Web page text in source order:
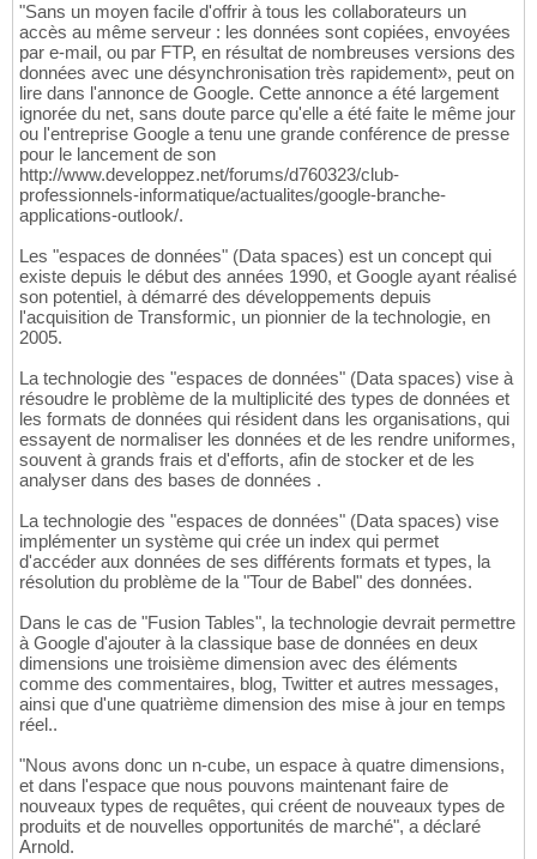
"Sans un moyen facile d'offrir à tous les collaborateurs un
accès au même serveur : les données sont copiées, envoyées
par e-mail, ou par FTP, en résultat de nombreuses versions des
données avec une désynchronisation très rapidement», peut on
lire dans l'annonce de Google. Cette annonce a été largement
ignorée du net, sans doute parce qu'elle a été faite le même jour
ou l'entreprise Google a tenu une grande conférence de presse
pour le lancement de son
http://www.developpez.net/forums/d760323/club-
professionnels-informatique/actualites/google-branche-
applications-outlook/.
Les "espaces de données" (Data spaces) est un concept qui
existe depuis le début des années 1990, et Google ayant réalisé
son potentiel, à démarré des développements depuis
l'acquisition de Transformic, un pionnier de la technologie, en
2005.
La technologie des "espaces de données" (Data spaces) vise à
résoudre le problème de la multiplicité des types de données et
les formats de données qui résident dans les organisations, qui
essayent de normaliser les données et de les rendre uniformes,
souvent à grands frais et d'efforts, afin de stocker et de les
analyser dans des bases de données .
La technologie des "espaces de données" (Data spaces) vise
implémenter un système qui crée un index qui permet
d'accéder aux données de ses différents formats et types, la
résolution du problème de la "Tour de Babel" des données.
Dans le cas de "Fusion Tables", la technologie devrait permettre
à Google d'ajouter à la classique base de données en deux
dimensions une troisième dimension avec des éléments
comme des commentaires, blog, Twitter et autres messages,
ainsi que d'une quatrième dimension des mise à jour en temps
réel..
"Nous avons donc un n-cube, un espace à quatre dimensions,
et dans l'espace que nous pouvons maintenant faire de
nouveaux types de requêtes, qui créent de nouveaux types de
produits et de nouvelles opportunités de marché", a déclaré
Arnold.